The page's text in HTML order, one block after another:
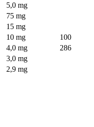
5,0 mg
75 mg
15 mg
10 mg
100
4,0 mg
286
3,0 mg
2,9 mg